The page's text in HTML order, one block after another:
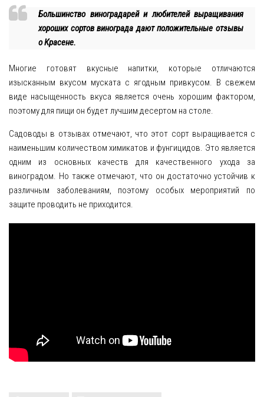
Большинство виноградарей и любителей выращивания
хороших сортов винограда дают положительные отзывы
о Красене.
Многие готовят вкусные напитки, которые отличаются
изысканным вкусом муската с ягодным привкусом. В свежем
виде насыщенность вкуса является очень хорошим фактором,
поэтому для пищи он будет лучшим десертом на столе.
Садоводы в отзывах отмечают, что этот сорт выращивается с
наименьшим количеством химикатов и фунгицидов. Это является
одним из основных качеств для качественного ухода за
виноградом. Но также отмечают, что он достаточно устойчив к
различным заболеваниям, поэтому особых мероприятий по
защите проводить не приходится.